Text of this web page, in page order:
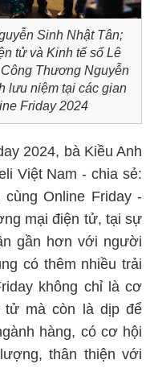
Sinh Nhật Tân;
tử và Kinh tế số Lê
Thương Nguyễn
lưu niệm tại các gian
Friday 2024
2024, bà Kiều Anh
Việt Nam - chia sẻ:
Online Friday -
mại điện tử, tại sự
gần hơn với người
có thêm nhiều trải
không chỉ là cơ
tử mà còn là dịp để
hàng, có cơ hội
thân thiện với